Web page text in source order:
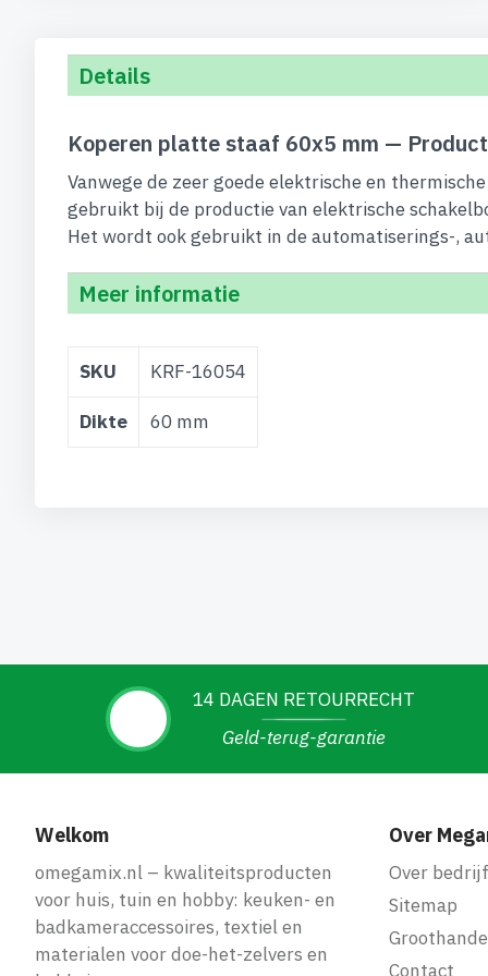
de
afbeeldingen-
Details
Koperen platte staaf 60x5 mm —
Vanwege de zeer goede elektrische en
gebruikt bij de productie van elektrische
Het wordt ook gebruikt in de automatiserings-,
Meer informatie
informatie
SKU KRF-16054
Dikte 60 mm
14 DAGEN RETOURRECHT
Geld-terug-garantie
Welkom
omegamix.nl – kwaliteitsproducten
voor huis, tuin en hobby: keuken- en
badkameraccessoires, textiel en
materialen voor doe-het-zelvers en
Over
Over bedrijf
Sitemap
Contact